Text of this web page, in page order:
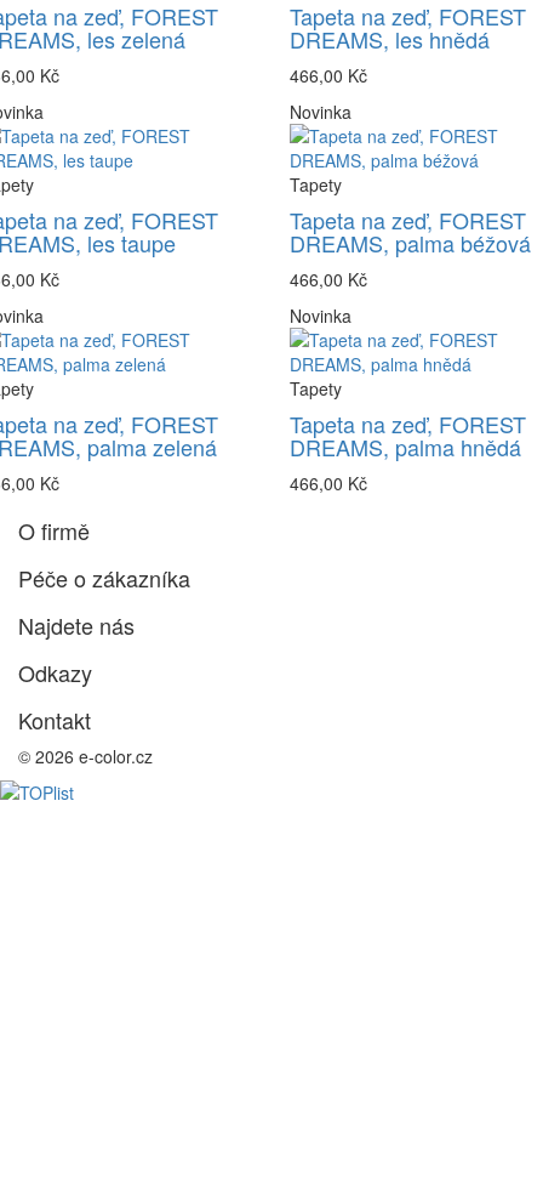
na zeď, FOREST
les zelená
Kč
Tapeta na zeď, FOREST
DREAMS, les hnědá
466,00 Kč
na zeď, FOREST
les taupe
Kč
Novinka
Tapety
Tapeta na zeď, FOREST
DREAMS, palma béžová
466,00 Kč
na zeď, FOREST
palma zelená
Kč
Novinka
Tapety
Tapeta na zeď, FOREST
DREAMS, palma hnědá
466,00 Kč
O firmě
Péče o zákazníka
Najdete nás
Odkazy
Kontakt
© 2026 e-color.cz